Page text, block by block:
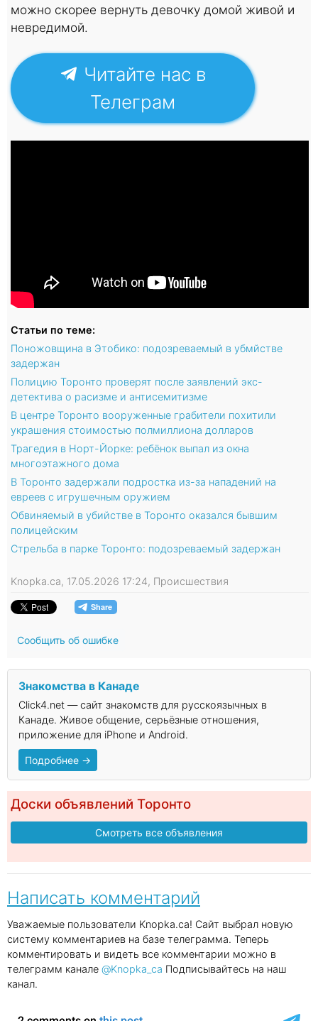
можно скорее вернуть девочку домой живой и
невредимой.
Читайте нас в
Телеграм
Статьи по теме:
Поножовщина в Этобико: подозреваемый в убмйстве
задержан
Полицию Торонто проверят после заявлений экс-
детектива о расизме и антисемитизме
В центре Торонто вооруженные грабители похитили
украшения стоимостью полмиллиона долларов
Трагедия в Норт-Йорке: ребёнок выпал из окна
многоэтажного дома
В Торонто задержали подростка из-за нападений на
евреев с игрушечным оружием
Обвиняемый в убийстве в Торонто оказался бывшим
полицейским
Стрельба в парке Торонто: подозреваемый задержан
Knopka.ca, 17.05.2026 17:24, Происшествия
Сообщить об ошибке
Знакомства в Канаде
Click4.net — сайт знакомств для русскоязычных в
Канаде. Живое общение, серьёзные отношения,
приложение для iPhone и Android.
Подробнее →
Доски объявлений Торонто
Смотреть все объявления
Написать комментарий
Уважаемые пользователи Knopka.ca! Сайт выбрал новую
систему комментариев на базе телеграмма. Теперь
комментировать и видеть все комментарии можно в
телеграмм канале @Knopka_ca Подписывайтесь на наш
канал.